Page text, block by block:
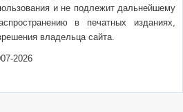
и не подлежит дальнейшему
в печатных изданиях,
владельца сайта.
2026